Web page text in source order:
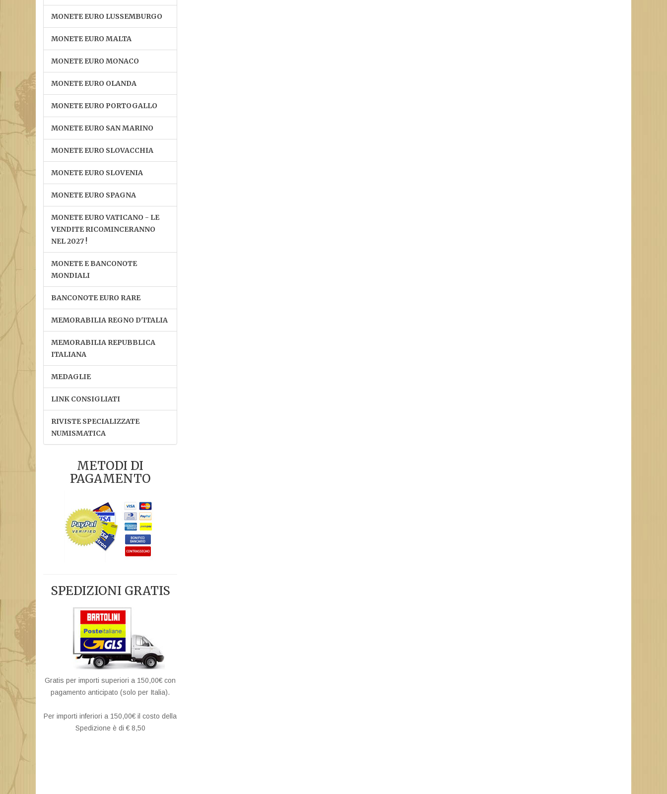
MONETE EURO LUSSEMBURGO
MONETE EURO MALTA
MONETE EURO MONACO
MONETE EURO OLANDA
MONETE EURO PORTOGALLO
MONETE EURO SAN MARINO
MONETE EURO SLOVACCHIA
MONETE EURO SLOVENIA
MONETE EURO SPAGNA
MONETE EURO VATICANO - LE
VENDITE RICOMINCERANNO
NEL 2027 !
MONETE E BANCONOTE
MONDIALI
BANCONOTE EURO RARE
MEMORABILIA REGNO D'ITALIA
MEMORABILIA REPUBBLICA
ITALIANA
MEDAGLIE
LINK CONSIGLIATI
RIVISTE SPECIALIZZATE
NUMISMATICA
METODI DI
PAGAMENTO
SPEDIZIONI GRATIS
Gratis per importi superiori a 150,00€ con
pagamento anticipato (solo per Italia).
Per importi inferiori a 150,00€ il costo della
Spedizione è di € 8,50